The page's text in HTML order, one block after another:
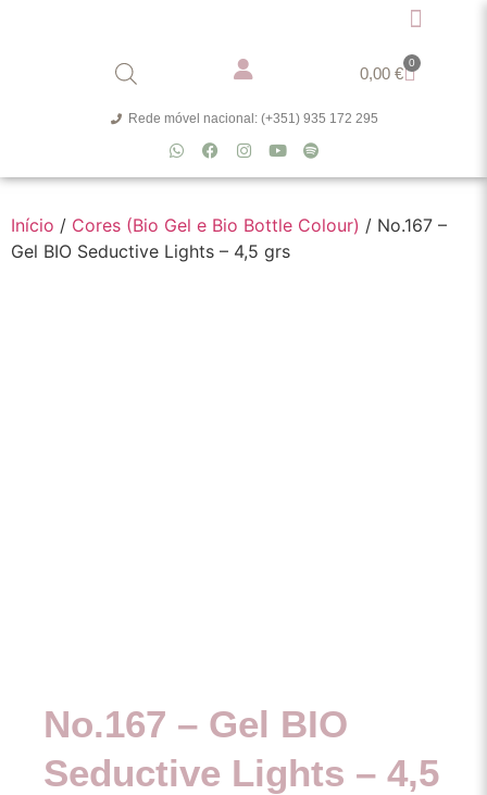
0,00€
0
Rede móvel nacional: (+351) 935 172 295
Início / Cores (Bio Gel e Bio Bottle Colour) / No.167 –
Gel BIO Seductive Lights – 4,5 grs
No.167 – Gel BIO
Seductive Lights – 4,5